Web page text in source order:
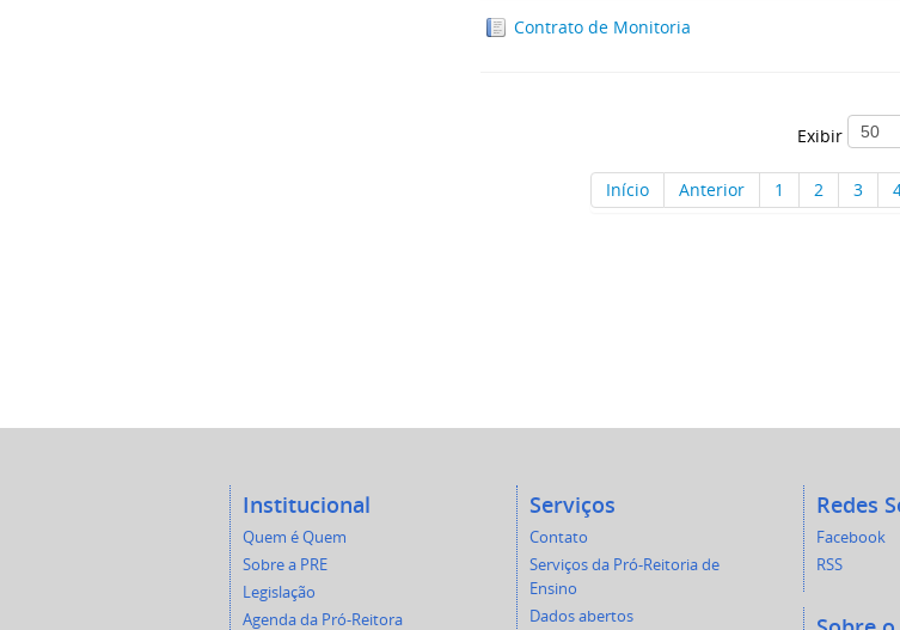
Contrato de Monitoria
Exibir
Início Anterior 1 2 3
Institucional
Quem é Quem
Sobre a PRE
Legislação
Agenda da Pró-Reitora
Serviços
Contato
Serviços da Pró-Reitoria de
Ensino
Dados abertos
Redes
Facebook
RSS